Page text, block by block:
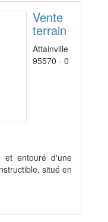
Vente
terrain
Attainville
95570 - 0
et entouré d'une
situé en